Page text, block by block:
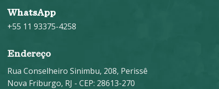
WhatsApp
+55 11 93375-4258
Endereço
Rua Conselheiro Sinimbu, 208, Perissê
Nova Friburgo, RJ - CEP: 28613-270